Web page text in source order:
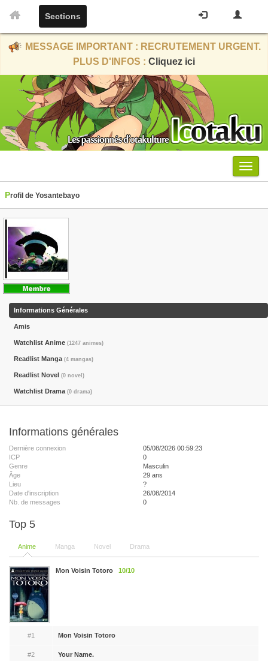
Sections
MESSAGE IMPORTANT : RECRUTEMENT URGENT.
PLUS D'INFOS : Cliquez ici
Menu
Profil de Yosantebayo
Informations Générales
Amis
Watchlist Anime (1247 animes)
Readlist Manga (4 mangas)
Readlist Novel (0 novel)
Watchlist Drama (0 drama)
Informations générales
Dernière connexion
05/08/2026 00:59:23
ICP
0
Genre
Masculin
Âge
29 ans
Lieu
?
Date d'inscription
26/08/2014
Nb. de messages
0
Top 5
Anime Manga Novel Drama
Mon Voisin Totoro 10/10
#1 Mon Voisin Totoro
#2 Your Name.